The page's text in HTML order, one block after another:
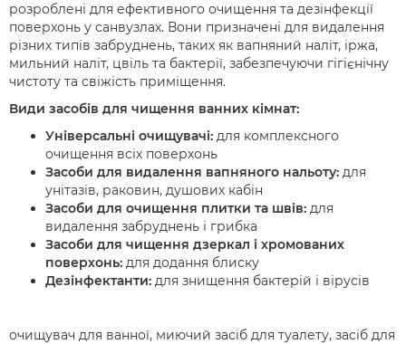
розроблені для ефективного очищення та дезінфекції
поверхонь у санвузлах. Вони призначені для видалення
різних типів забруднень, таких як вапняний наліт, іржа,
мильний наліт, цвіль та бактерії, забезпечуючи гігієнічну
чистоту та свіжість приміщення.
Види засобів для чищення ванних кімнат:
Універсальні очищувачі: для комплексного
очищення всіх поверхонь
Засоби для видалення вапняного нальоту: для
унітазів, раковин, душових кабін
Засоби для очищення плитки та швів: для
видалення забруднень і грибка
Засоби для чищення дзеркал і хромованих
поверхонь: для додання блиску
Дезінфектанти: для знищення бактерій і вірусів
очищувач для ванної, миючий засіб для туалету, засіб для